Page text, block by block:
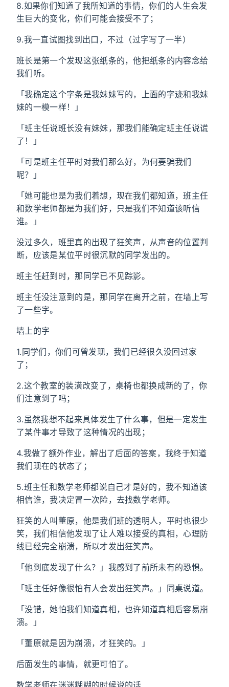
8.如果你们知道了我所知道的事情，你们的人生会发
生巨大的变化，你们可能会接受不了；
9.我一直试图找到出口，不过（过字写了一半）
班长是第一个发现这张纸条的，他把纸条的内容念给
我们听。
「我确定这个字条是我妹妹写的，上面的字迹和我妹
妹的一模一样！」
「班主任说班长没有妹妹，那我们能确定班主任说谎
了！」
「可是班主任平时对我们那么好，为何要骗我们
呢？」
「她可能也是为我们着想，现在我们都知道，班主任
和数学老师都是为我们好，只是我们不知道该听信
谁。」
没过多久，班里真的出现了狂笑声，从声音的位置判
断，应该是某位平时很沉默的同学发出的。
班主任赶到时，那同学已不见踪影。
班主任没注意到的是，那同学在离开之前，在墙上写
了一些字。
墙上的字
1.同学们，你们可曾发现，我们已经很久没回过家
了；
2.这个教室的装潢改变了，桌椅也都换成新的了，你
们注意到了吗；
3.虽然我想不起来具体发生了什么事，但是一定发生
了某件事才导致了这种情况的出现；
4.我做了额外作业，解出了后面的答案，我终于知道
我们现在的状态了；
5.班主任和数学老师都说自己才是好的，我不知道该
相信谁，我决定冒一次险，去找数学老师。
狂笑的人叫董原，他是我们班的透明人，平时也很少
笑，我们相信他发现了让人难以接受的真相，心理防
线已经完全崩溃，所以才发出狂笑声。
「他到底发现了什么？」我感到了前所未有的恐惧。
「班主任好像很怕有人会发出狂笑声。」同桌说道。
「没错，她怕我们知道真相，也许知道真相后容易崩
溃。」
「董原就是因为崩溃，才狂笑的。」
后面发生的事情，就更可怕了。
数学老师在迷迷糊糊的时候说的话